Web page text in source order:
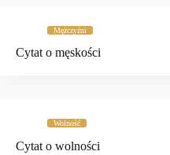
Mężczyźni
Cytat o męskości
Wolność
Cytat o wolności